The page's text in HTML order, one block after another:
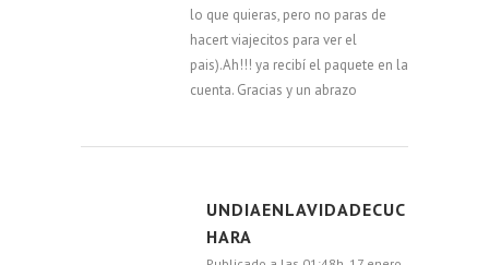
lo que quieras, pero no paras de
hacert viajecitos para ver el
pais).Ah!!! ya recibí el paquete en la
cuenta. Gracias y un abrazo
UNDIAENLAVIDADECUC
HARA